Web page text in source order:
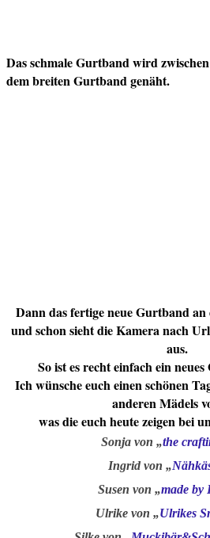
Das schmale Gurtband wird
dem breiten Gurtband genäht.
Dann das fertige neue Gurtband
und schon sieht die Kamera nach
aus.
So ist es recht einfach ein
Ich wünsche euch einen schönen
anderen Mädels
was die euch heute zeigen bei
Sonja von „the
Ingrid von „
Susen von „made by
Ulrike von „Ulrikes